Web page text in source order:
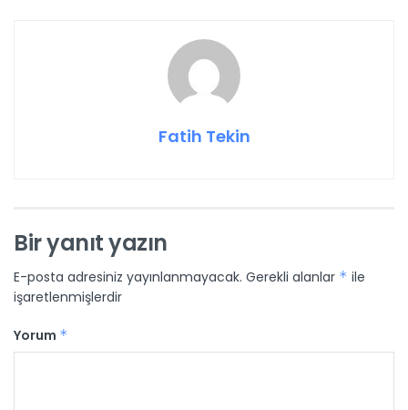
Fatih Tekin
Bir yanıt yazın
E-posta adresiniz yayınlanmayacak. Gerekli alanlar * ile
işaretlenmişlerdir
Yorum *